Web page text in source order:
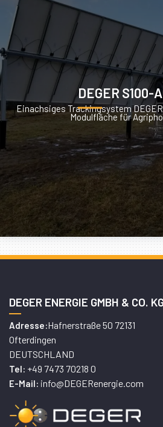
DEGER S100-
Einachsiges Trackingsystem DEGER
Modulfläche für
DEGER ENERGIE GMBH & CO.
Adresse:Hafnerstraße 50 72131
Ofterdingen
DEUTSCHLAND
Tel: +49 7473 70218 0
E-Mail: info@DEGERenergie.com